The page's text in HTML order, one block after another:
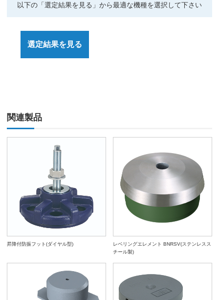
以下の「選定結果を見る」から最適な機種を選択して下さい
選定結果を見る
関連製品
昇降付防振フット(ダイヤル型)
レベリングエレメント BNRSV(ステンレスス
チール製)